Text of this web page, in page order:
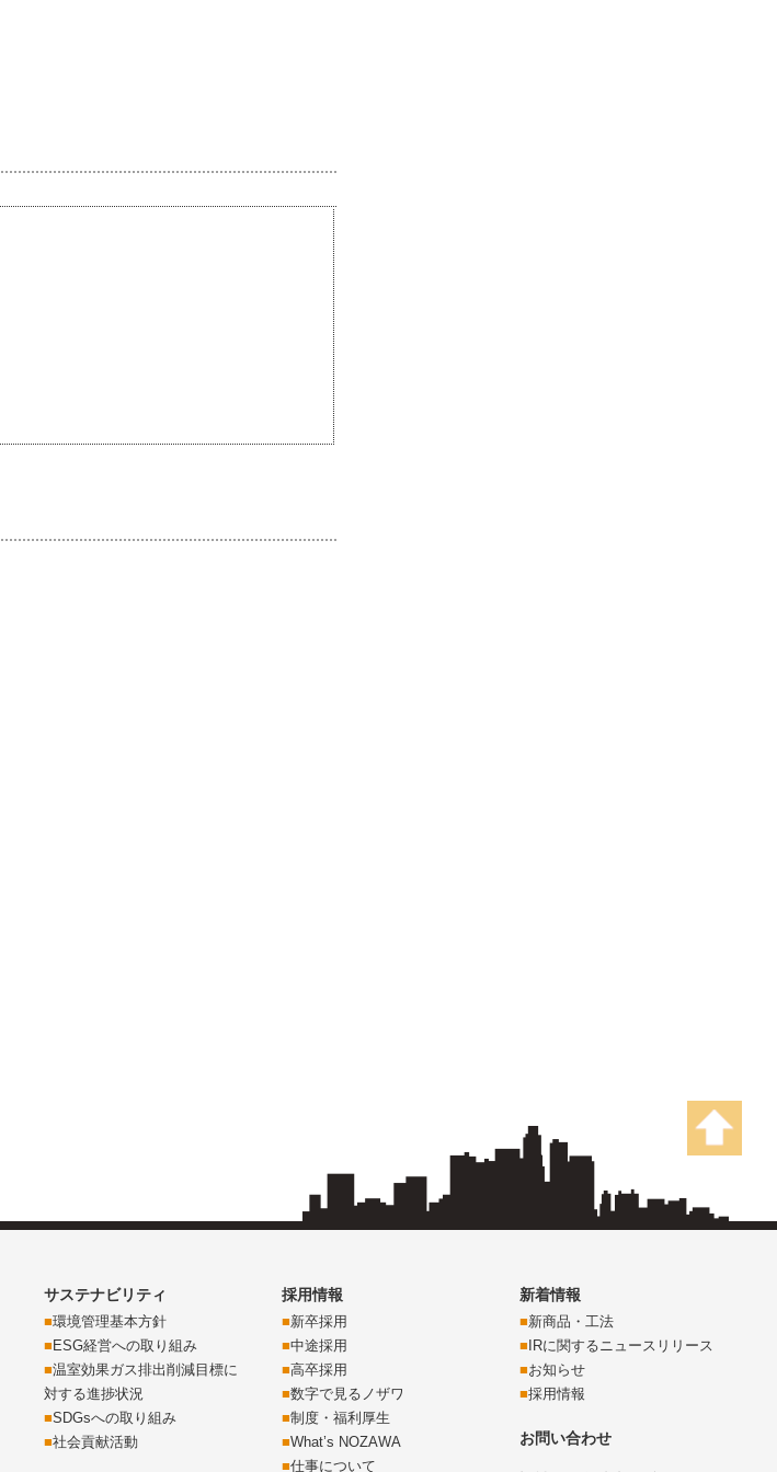
サステナビリティ
環境管理基本方針
ESG経営への取り組み
温室効果ガス排出削減目標に
対する進捗状況
SDGsへの取り組み
社会貢献活動
採用情報
新卒採用
中途採用
高卒採用
数字で見るノザワ
制度・福利厚生
What’s NOZAWA
仕事について
新着情報
新商品・工法
IRに関するニュースリリース
お知らせ
採用情報
お問い合わせ